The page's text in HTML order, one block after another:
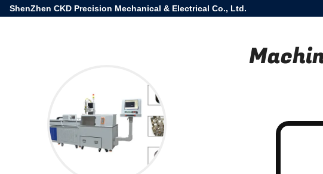
ShenZhen CKD Precision Mechanical & Electrical Co., Ltd.